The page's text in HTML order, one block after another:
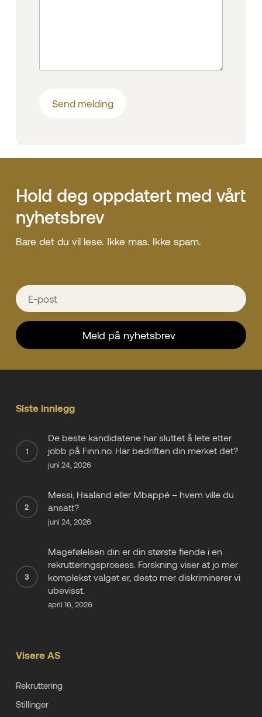
Hold deg oppdatert med vårt
nyhetsbrev
Bare det du vil lese. Ikke mas. Ikke spam.
Siste innlegg
De beste kandidatene har sluttet å lete etter
jobb på Finn.no. Har bedriften din merket det?
juni 24, 2026
Messi, Haaland eller Mbappé – hvem ville du
ansatt?
juni 24, 2026
Magefølelsen din er din største fiende i en
rekrutteringsprosess. Forskning viser at jo mer
komplekst valget er, desto mer diskriminerer vi
ubevisst.
april 16, 2026
Visere AS
Rekruttering
Stillinger